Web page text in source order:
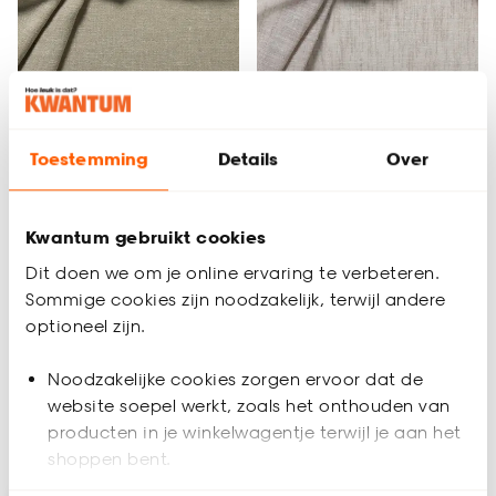
Toestemming Details Over
Kwantum gebruikt cookies
Dit doen we om je online ervaring te verbeteren.
Sommige cookies zijn noodzakelijk, terwijl andere
optioneel zijn.
Noodzakelijke cookies zorgen ervoor dat de
website soepel werkt, zoals het onthouden van
producten in je winkelwagentje terwijl je aan het
shoppen bent.
Gordijn Salini Taupe
al vanaf
45 38.
Bezorgen 3 weken
Inbetween Romy
Taupe
(0)
21.50 18.
Bezorgen 3 weken